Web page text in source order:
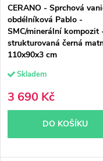
CERANO - Sprchová
obdélníková Pablo -
SMC/minerální kompozit
strukturovaná černá
110x90x3 cm
Skladem
3 690 Kč
DO KOŠÍKU